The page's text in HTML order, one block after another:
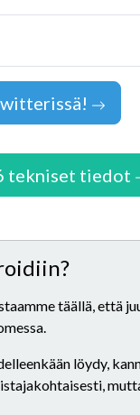
tekniset tiedot
täällä, että
löydy,